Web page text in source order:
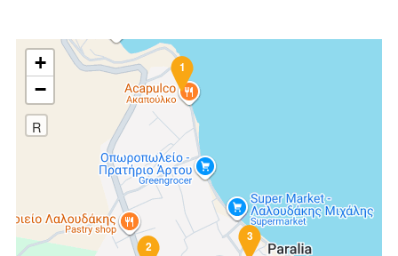
1
2
3
+
−
R